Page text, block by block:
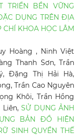
TRIỂN BỀN VỮNG
DỤNG TRÊN ĐỊA
CHÍ KHOA HỌC LÂM
Hoàng , Ninh Việt
Thanh Sơn, Trần
Đặng Thị Hải Hà,
Trần Cao Nguyên
Khôi, Trần Hồng
Liên,SỬ DỤNG ẢNH
BẢN ĐỒ HIỆN
SINH QUYỂN THẾ